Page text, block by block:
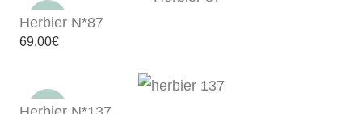
Herbier N*87
69.00€